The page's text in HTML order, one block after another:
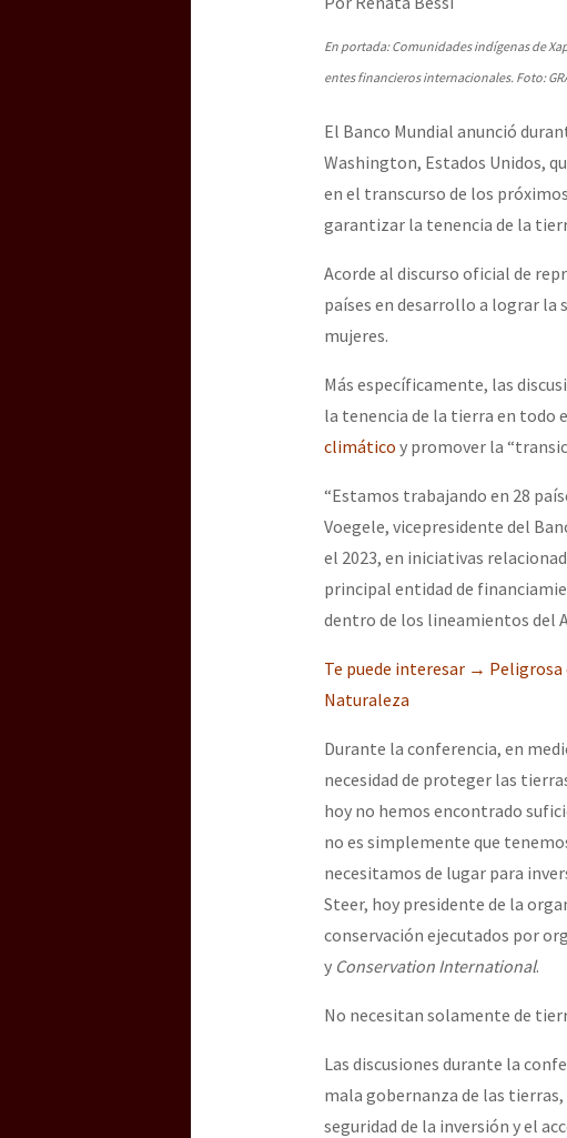
Dia 1: Encontro “Guerra contra
[CDMX – 20 julio] Jornadas
“Sonhando a Terra do Bem
[25 abr – CDMX] Tokín por el
En portada: Comunidades indígenas de
entes financieros internacionales. Foto:
El Banco Mundial anunció
Washington, Estados Unidos,
en el transcurso de los
garantizar la tenencia de la
Acorde al discurso oficial de
países en desarrollo a lograr la
mujeres.
Más específicamente, las
la tenencia de la tierra en todo
climático y promover la
“Estamos trabajando en 28
Voegele, vicepresidente del
el 2023, en iniciativas
principal entidad de
dentro de los lineamientos del
Te puede interesar → Peligrosa
Naturaleza
Durante la conferencia, en
necesidad de proteger las
hoy no hemos encontrado
no es simplemente que
necesitamos de lugar para
Steer, hoy presidente de la
conservación ejecutados por
y Conservation International.
No necesitan solamente de
Las discusiones durante la
mala gobernanza de las
seguridad de la inversión y el